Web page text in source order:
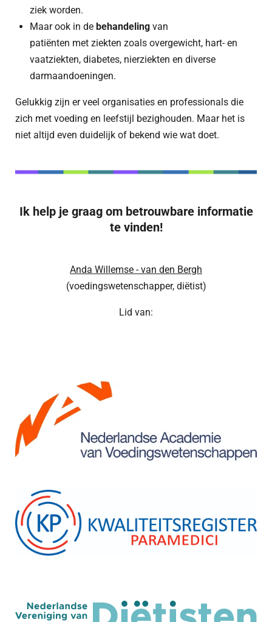
ziek worden.
Maar ook in de behandeling van
patiënten met ziekten zoals overgewicht, hart- en
vaatziekten, diabetes, nierziekten en diverse
darmaandoeningen.
Gelukkig zijn er veel organisaties en professionals die
zich met voeding en leefstijl bezighouden. Maar het is
niet altijd even duidelijk of bekend wie wat doet.
Ik help je graag om betrouwbare informatie
te vinden!
Anda Willemse - van den Bergh
(voedingswetenschapper, diëtist)
Lid van: